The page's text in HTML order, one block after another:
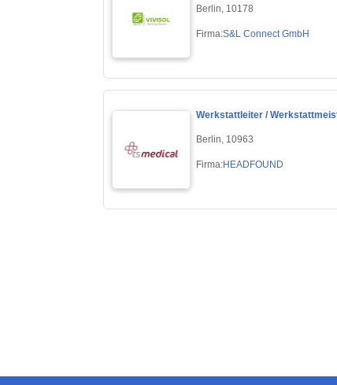
Berlin, 10178
Firma:S&L Connect GmbH
Werkstattleiter /
Berlin, 10963
Firma:HEADFOUND